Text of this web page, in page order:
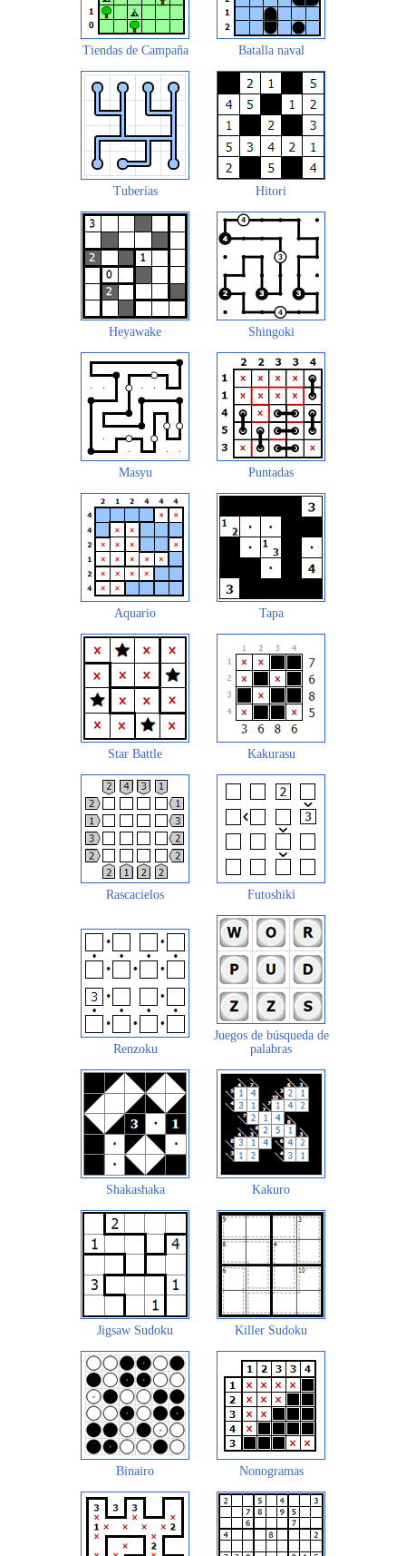
Tiendas de Campaña Batalla naval
Tuberías Hitori
Heyawake Shingoki
Masyu Puntadas
Aquario Tapa
Star Battle Kakurasu
Rascacielos Futoshiki
Renzoku
Juegos de búsqueda de
palabras
Shakashaka Kakuro
Jigsaw Sudoku Killer Sudoku
Binairo Nonogramas